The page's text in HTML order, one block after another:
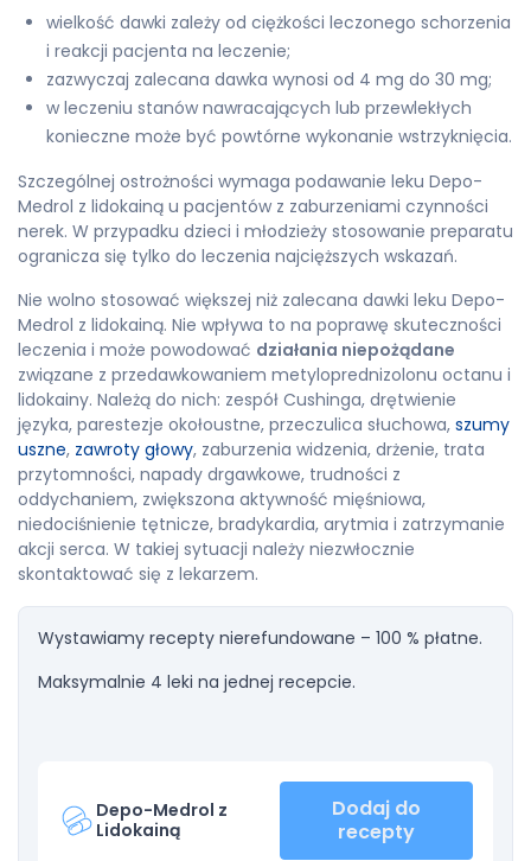
wielkość dawki zależy od ciężkości leczonego schorzenia
i reakcji pacjenta na leczenie;
zazwyczaj zalecana dawka wynosi od 4 mg do 30 mg;
w leczeniu stanów nawracających lub przewlekłych
konieczne może być powtórne wykonanie wstrzyknięcia.
Szczególnej ostrożności wymaga podawanie leku Depo-
Medrol z lidokainą u pacjentów z zaburzeniami czynności
nerek. W przypadku dzieci i młodzieży stosowanie preparatu
ogranicza się tylko do leczenia najcięższych wskazań.
Nie wolno stosować większej niż zalecana dawki leku Depo-
Medrol z lidokainą. Nie wpływa to na poprawę skuteczności
leczenia i może powodować działania niepożądane
związane z przedawkowaniem metyloprednizolonu octanu i
lidokainy. Należą do nich: zespół Cushinga, drętwienie
języka, parestezje okołoustne, przeczulica słuchowa, szumy
uszne, zawroty głowy, zaburzenia widzenia, drżenie, trata
przytomności, napady drgawkowe, trudności z
oddychaniem, zwiększona aktywność mięśniowa,
niedociśnienie tętnicze, bradykardia, arytmia i zatrzymanie
akcji serca. W takiej sytuacji należy niezwłocznie
skontaktować się z lekarzem.
Wystawiamy recepty nierefundowane – 100 % płatne.
Maksymalnie 4 leki na jednej recepcie.
Depo-Medrol z
Lidokainą
Dodaj do
recepty